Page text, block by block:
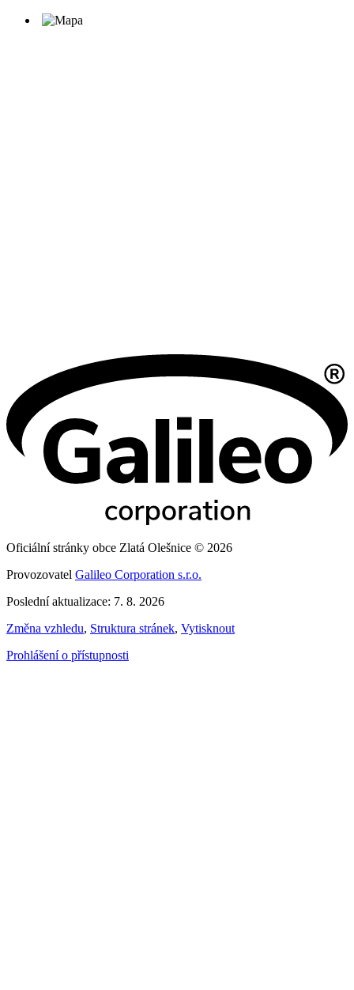
Oficiální stránky obce Zlatá Olešnice © 2026
Provozovatel Galileo Corporation s.r.o.
Poslední aktualizace: 7. 8. 2026
Změna vzhledu, Struktura stránek, Vytisknout
Prohlášení o přístupnosti